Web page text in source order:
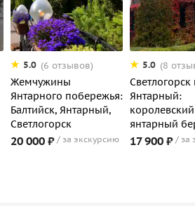
5.0 (6 отзывов)
Жемчужины
Янтарного побережья:
Балтийск, Янтарный,
Светлогорск
20 000 ₽ за экскурсию
5.0 (8
Светлогорск
Янтарный:
янтарный
17 900 ₽ за